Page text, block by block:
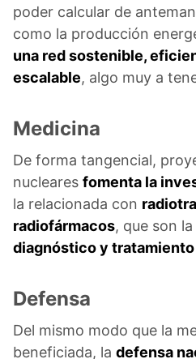
poder calcular de
como la producción
una red sostenible,
escalable, algo muy a
Medicina
De forma tangencial,
nucleares fomenta la
la relacionada con
radiofármacos, que son
diagnóstico y tratamiento
Defensa
Del mismo modo que la
beneficiada, la defensa